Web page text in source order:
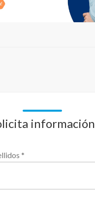
información